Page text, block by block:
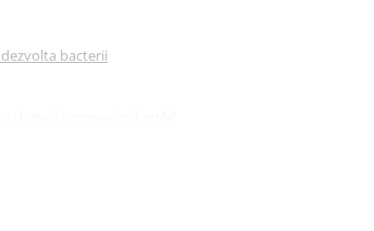
bacterii
prin posibilitatea limitarii
de prindere cu potcoava